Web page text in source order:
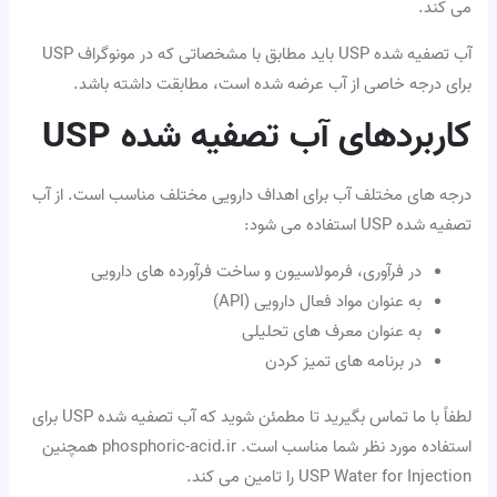
می کند.
آب تصفیه شده USP باید مطابق با مشخصاتی که در مونوگراف USP
برای درجه خاصی از آب عرضه شده است، مطابقت داشته باشد.
کاربردهای آب تصفیه شده USP
درجه های مختلف آب برای اهداف دارویی مختلف مناسب است. از آب
تصفیه شده USP استفاده می شود:
در فرآوری، فرمولاسیون و ساخت فرآورده های دارویی
به عنوان مواد فعال دارویی (API)
به عنوان معرف های تحلیلی
در برنامه های تمیز کردن
لطفاً با ما تماس بگیرید تا مطمئن شوید که آب تصفیه شده USP برای
استفاده مورد نظر شما مناسب است. phosphoric-acid.ir همچنین
USP Water for Injection را تامین می کند.